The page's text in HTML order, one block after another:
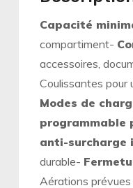
Capacité
compartiment-
accessoires,
Coulissantes
Modes de
programmable
anti-surcharge
durable-
Aérations